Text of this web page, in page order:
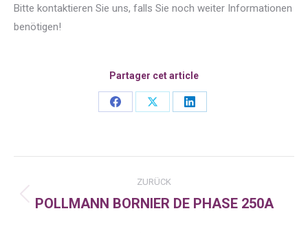
Bitte kontaktieren Sie uns, falls Sie noch weiter Informationen
benötigen!
Partager cet article
Share
Share
Share
Kommentarnavigation
ZURÜCK
Vorheriger
POLLMANN BORNIER DE PHASE 250A